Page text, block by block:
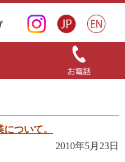
ついて。
2010年5月23日